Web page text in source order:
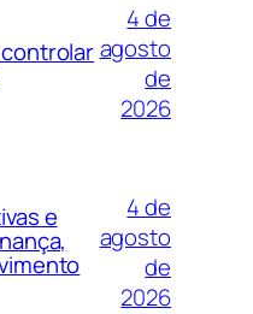
4 de
agosto
de
2026
e
4 de
agosto
de
2026